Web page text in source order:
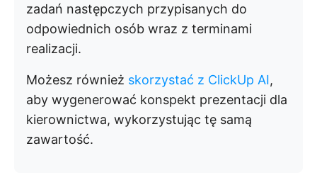
zadań następczych przypisanych do
odpowiednich osób wraz z terminami
realizacji.
Możesz również skorzystać z ClickUp AI,
aby wygenerować konspekt prezentacji dla
kierownictwa, wykorzystując tę samą
zawartość.